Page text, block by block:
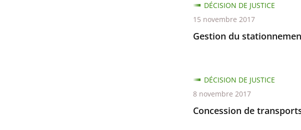
Gestion du
DÉCISION DE JUSTICE
15 novembre 2017
Concession de
DÉCISION DE JUSTICE
8 novembre 2017